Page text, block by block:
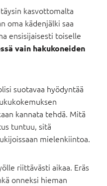
kasvottomalta
oma kädenjälki saa
ensisijaisesti toiselle
vain hakukoneiden
suotavaa hyödyntää
kannata tehdä. Mitä
tuntuu, sitä
mielenkiintoa.
riittävästi aikaa. Eräs
onneksi hieman